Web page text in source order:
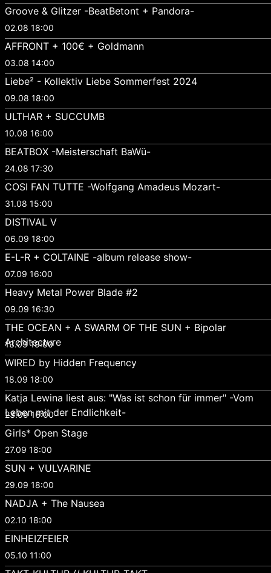
Groove & Glitzer -BeatBetont + Pandora-
02.08 18:00
AFFRONT + 100€ + Goldmann
03.08 14:00
Liebe² - Kollektiv Liebe Sommerfest 2024
09.08 18:00
ULTHAR + SUCCUMB
10.08 16:00
BEATBOX -Meisterschaft BaWü-
24.08 17:30
COSI FAN TUTTE -Wolfgang Amadeus Mozart-
31.08 15:00
DISTIVAL V
06.09 18:00
E-L-R + COLTAINE -album release show-
07.09 16:00
Heavy Metal Power Blade #2
09.09 16:30
THE OCEAN + A SWARM OF THE SUN + Bipolar
Architecture
13.09 19:00
WIRED by Hidden Frequency
18.09 18:00
Katja Lewina liest aus: "Was ist schon für immer" -Vom
Leben mit der Endlichkeit-
23.09 16:00
Girls* Open Stage
27.09 18:00
SUN + VULVARINE
29.09 18:00
NADJA + The Nausea
02.10 18:00
EINHEIZFEIER
05.10 11:00